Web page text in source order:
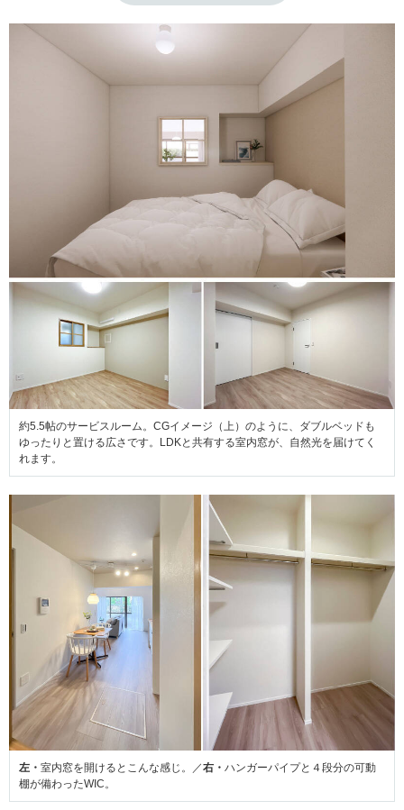
約5.5帖のサービスルーム。CGイメージ（上）のように、ダブルベッドも
ゆったりと置ける広さです。LDKと共有する室内窓が、自然光を届けてく
れます。
左・ 室内窓を開けるとこんな感じ。／右・ ハンガーパイプと４段分の可動
棚が備わったWIC。